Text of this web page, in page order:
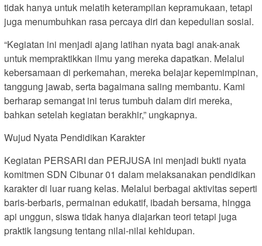
tidak hanya untuk melatih keterampilan kepramukaan, tetapi
juga menumbuhkan rasa percaya diri dan kepedulian sosial.
“Kegiatan ini menjadi ajang latihan nyata bagi anak-anak
untuk mempraktikkan ilmu yang mereka dapatkan. Melalui
kebersamaan di perkemahan, mereka belajar kepemimpinan,
tanggung jawab, serta bagaimana saling membantu. Kami
berharap semangat ini terus tumbuh dalam diri mereka,
bahkan setelah kegiatan berakhir,” ungkapnya.
Wujud Nyata Pendidikan Karakter
Kegiatan PERSARI dan PERJUSA ini menjadi bukti nyata
komitmen SDN Cibunar 01 dalam melaksanakan pendidikan
karakter di luar ruang kelas. Melalui berbagai aktivitas seperti
baris-berbaris, permainan edukatif, ibadah bersama, hingga
api unggun, siswa tidak hanya diajarkan teori tetapi juga
praktik langsung tentang nilai-nilai kehidupan.